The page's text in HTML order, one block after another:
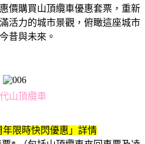
價購買山頂纜車優惠套票，重新
活力的城市景觀，俯瞰這座城市
昔與未來。
山頂纜車
年限時快閃優惠」詳情